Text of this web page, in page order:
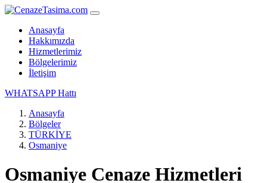
Anasayfa
Hakkımızda
Hizmetlerimiz
Bölgelerimiz
İletişim
WHATSAPP Hattı
Anasayfa
Bölgeler
TÜRKİYE
Osmaniye
Osmaniye Cenaze Hizmetleri